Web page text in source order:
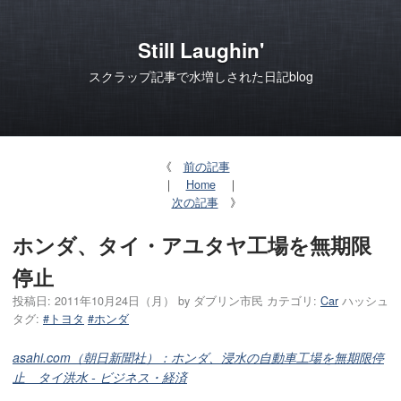
Still Laughin'
スクラップ記事で水増しされた日記blog
《 前の記事
｜ Home｜
次の記事》
ホンダ、タイ・アユタヤ工場を無期限
停止
投稿日: 2011年10月24日（月） by ダブリン市民 カテゴリ: Car ハッシュ
タグ: #トヨタ #ホンダ
asahi.com（朝日新聞社）：ホンダ、浸水の自動車工場を無期限停
止 タイ洪水 - ビジネス・経済